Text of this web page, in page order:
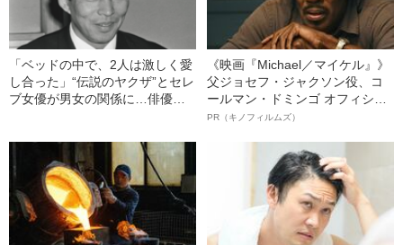
「ベッドの中で、2人は激しく愛
し合った」“伝説のヤクザ”とセレ
ブ女優が男女の関係に…俳優に
《映画『Michael／マイケル』》
父ジョセフ・ジャクソン役、コ
ールマン・ドミンゴ オフィシャ
ルインタビュー“観客を魅了した
語る”《日本興収70億円突破》
PR（キノフィルムズ）